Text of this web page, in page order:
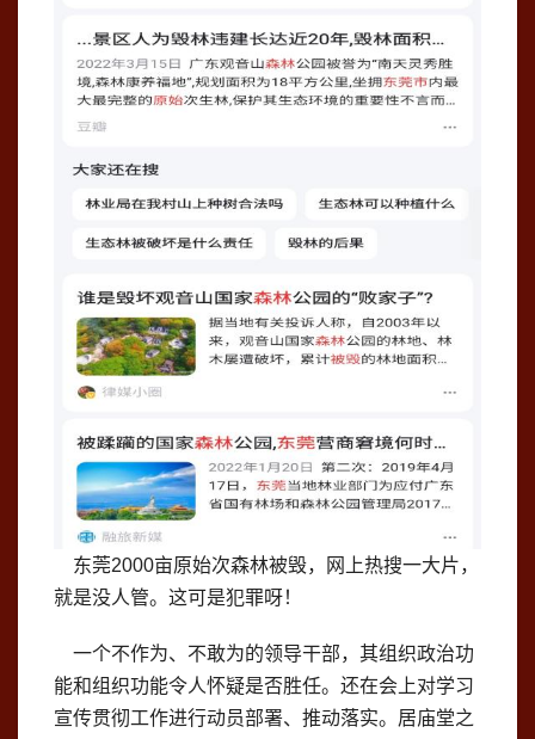
东莞2000亩原始次森林被毁，网上热搜一大片，
就是没人管。这可是犯罪呀！
一个不作为、不敢为的领导干部，其组织政治功
能和组织功能令人怀疑是否胜任。还在会上对学习
宣传贯彻工作进行动员部署、推动落实。居庙堂之